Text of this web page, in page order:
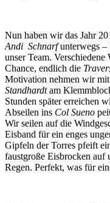
Nun haben wir das Jahr
Andi Schnarfunterwegs –
unser Team. Verschiedene
Chance, endlich die
Motivation nehmen wir
Standhardtam
Stunden später erreichen
Abseilen ins Col Sueno
Wir seilen auf die
Eisband für ein enges
Gipfeln der Torres pfeift
faustgroße Eisbrocken auf
Regen. Perfekt, was für